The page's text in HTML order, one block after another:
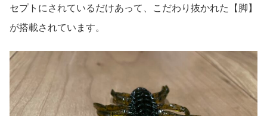
セプトにされているだけあって、こだわり抜かれた【脚】
が搭載されています。